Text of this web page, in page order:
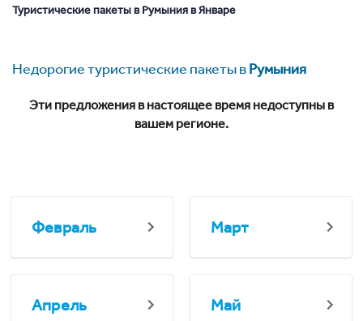
Туристические пакеты в Румыния в Январе
Недорогие туристические пакеты вРумыния
Эти предложения в настоящее время недоступны в
вашем регионе.
Февраль Март
Апрель Май